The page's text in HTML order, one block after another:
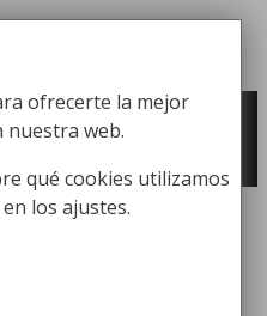
y comercialización de
para la higiene industrial
de productos
ofrecerte la mejor
nuestra web.
qué cookies utilizamos
los ajustes.